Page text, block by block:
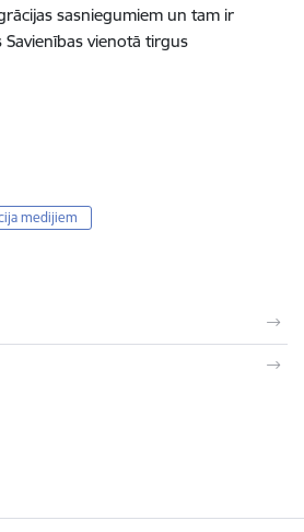
sasniegumiem un tam ir
vienotā tirgus
medijiem